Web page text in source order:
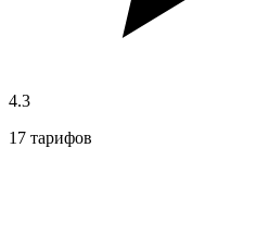
4.3
17 тарифов